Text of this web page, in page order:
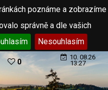
poznáme a zobrazíme
správně a dle vašich
Nesouhlasím
0
10. 08.26
13:27